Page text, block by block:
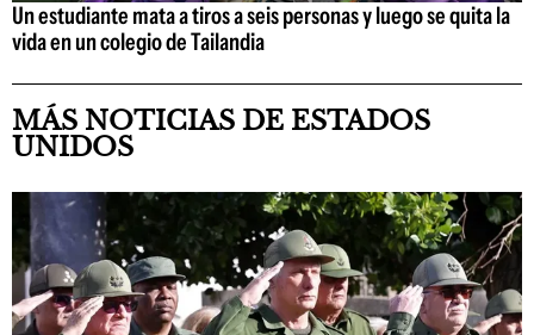
Un estudiante mata a tiros a seis personas y luego se quita la
vida en un colegio de Tailandia
MÁS NOTICIAS DE ESTADOS
UNIDOS